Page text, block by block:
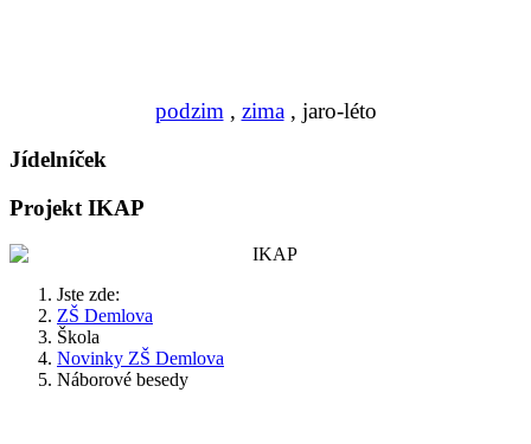
podzim, zima, jaro-léto
Jídelníček
Projekt IKAP
Jste zde:
ZŠ Demlova
Škola
Novinky ZŠ Demlova
Náborové besedy